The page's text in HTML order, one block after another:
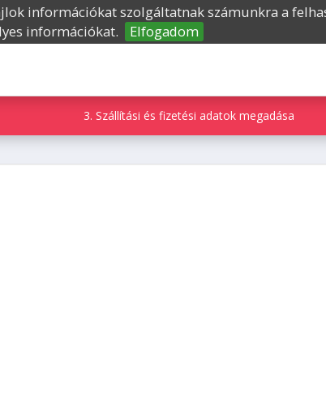
információkat szolgáltatnak számunkra a
információkat.
Elfogadom
3. Szállítási és fizetési adatok megadása